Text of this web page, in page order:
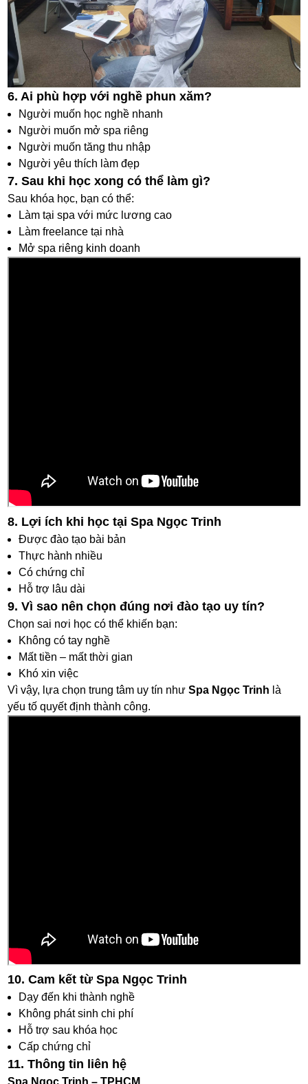
6. Ai phù hợp với nghề phun xăm?
Người muốn học nghề nhanh
Người muốn mở spa riêng
Người muốn tăng thu nhập
Người yêu thích làm đẹp
7. Sau khi học xong có thể làm gì?
Sau khóa học, bạn có thể:
Làm tại spa với mức lương cao
Làm freelance tại nhà
Mở spa riêng kinh doanh
8. Lợi ích khi học tại Spa Ngọc Trinh
Được đào tạo bài bản
Thực hành nhiều
Có chứng chỉ
Hỗ trợ lâu dài
9. Vì sao nên chọn đúng nơi đào tạo uy tín?
Chọn sai nơi học có thể khiến bạn:
Không có tay nghề
Mất tiền – mất thời gian
Khó xin việc
Vì vậy, lựa chọn trung tâm uy tín nhưSpa Ngọc Trinh là
yếu tố quyết định thành công.
10. Cam kết từ Spa Ngọc Trinh
Dạy đến khi thành nghề
Không phát sinh chi phí
Hỗ trợ sau khóa học
Cấp chứng chỉ
11. Thông tin liên hệ